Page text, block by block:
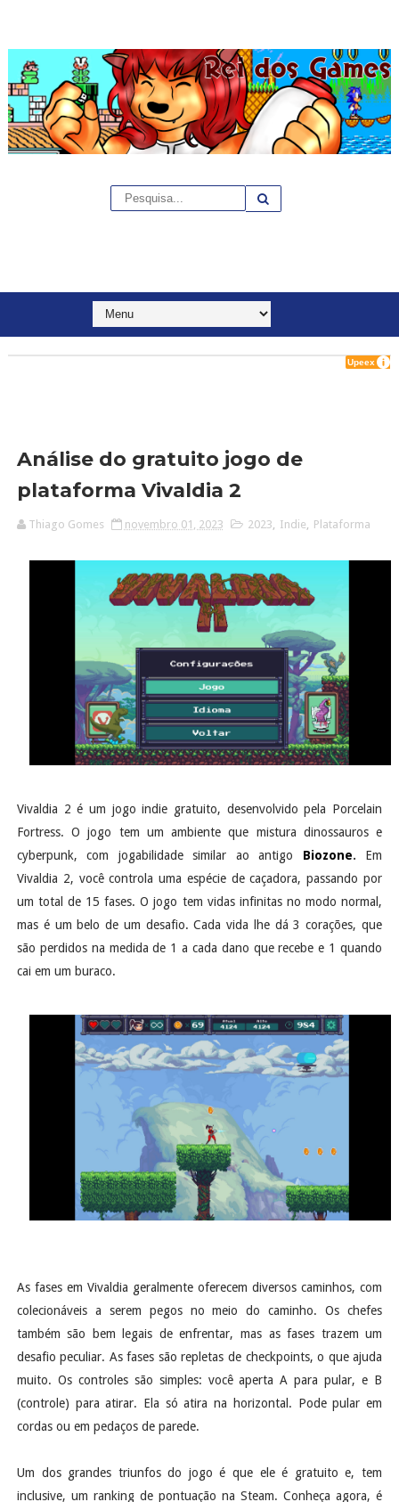
Análise do gratuito jogo de
plataforma Vivaldia 2
Thiago Gomes novembro 01, 2023 2023 Indie Plataforma
Vivaldia 2 é um jogo indie gratuito, desenvolvido pela Porcelain
Fortress. O jogo tem um ambiente que mistura dinossauros e
cyberpunk, com jogabilidade similar ao antigo Biozone. Em
Vivaldia 2, você controla uma espécie de caçadora, passando por
um total de 15 fases. O jogo tem vidas infinitas no modo normal,
mas é um belo de um desafio. Cada vida lhe dá 3 corações, que
são perdidos na medida de 1 a cada dano que recebe e 1 quando
cai em um buraco.
As fases em Vivaldia geralmente oferecem diversos caminhos, com
colecionáveis a serem pegos no meio do caminho. Os chefes
também são bem legais de enfrentar, mas as fases trazem um
desafio peculiar. As fases são repletas de checkpoints, o que ajuda
muito. Os controles são simples: você aperta A para pular, e B
(controle) para atirar. Ela só atira na horizontal. Pode pular em
cordas ou em pedaços de parede.
Um dos grandes triunfos do jogo é que ele é gratuito e, tem
inclusive, um ranking de pontuação na Steam. Conheça agora, é